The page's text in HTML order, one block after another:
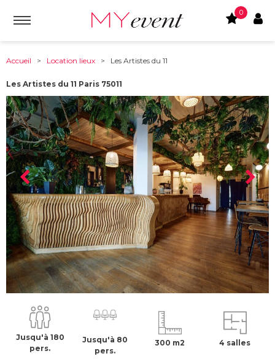
0
Accueil > Location lieux > Les Artistes du 11
Les Artistes du 11 Paris 75011
75011 Paris À partir de :
1500 € H.T
Jusqu'à 180
pers.
Jusqu'à 80
pers.
300 m2 4 salles